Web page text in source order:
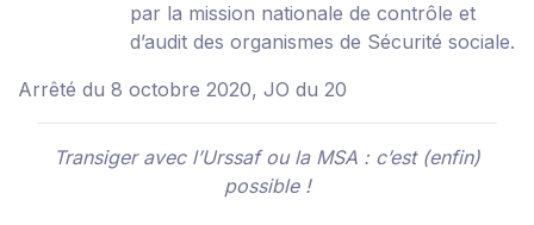
par la mission nationale de contrôle et
d’audit des organismes de Sécurité sociale.
Arrêté du 8 octobre 2020, JO du 20
Transiger avec l’Urssaf ou la MSA : c’est (enfin)
possible !